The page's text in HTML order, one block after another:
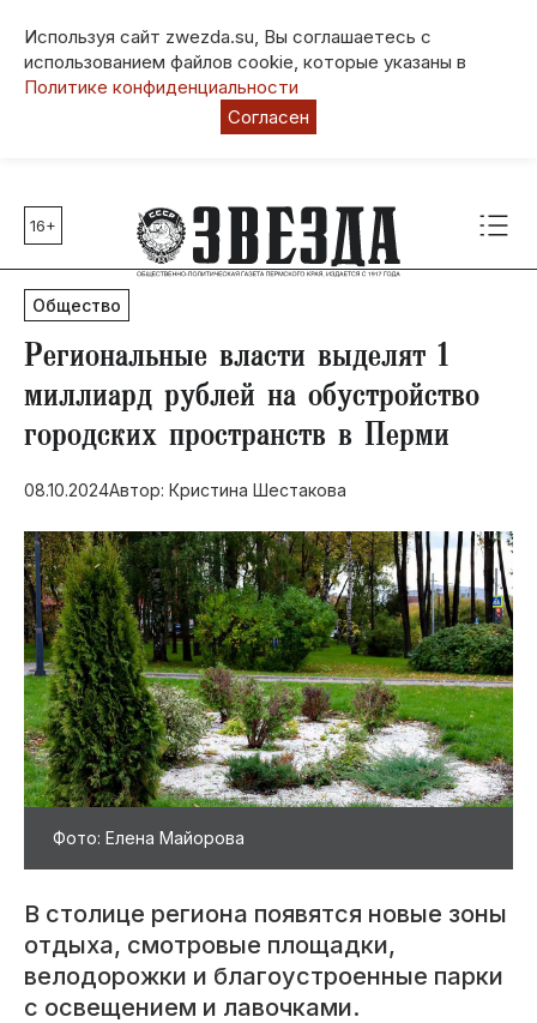
Используя сайт zwezda.su, Вы соглашаетесь с
использованием файлов cookie, которые указаны в
Политике конфиденциальности
Согласен
Главные темы
80 лет Победы
Молодежная столица РФ
СВО
Выборы в Пермском крае
Социальная поддержка
Инфраструктура
Благоустройство
16+
Общество
​Региональные власти выделят 1
миллиард рублей на обустройство
городских пространств в Перми
08.10.2024Автор: Кристина Шестакова
Фото: Елена Майорова
В столице региона появятся новые зоны
отдыха, смотровые площадки,
велодорожки и благоустроенные парки
с освещением и лавочками.